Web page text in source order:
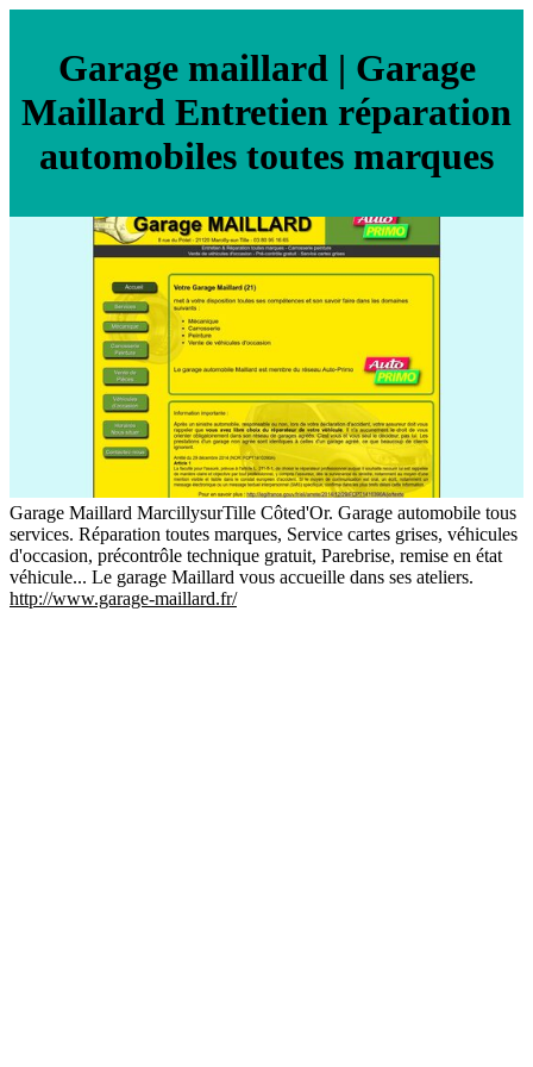
Garage maillard | Garage
Maillard Entretien réparation
automobiles toutes marques
Garage Maillard MarcillysurTille Côted'Or. Garage automobile tous
services. Réparation toutes marques, Service cartes grises, véhicules
d'occasion, précontrôle technique gratuit, Parebrise, remise en état
véhicule... Le garage Maillard vous accueille dans ses ateliers.
http://www.garage-maillard.fr/